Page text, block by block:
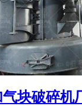
块破碎机